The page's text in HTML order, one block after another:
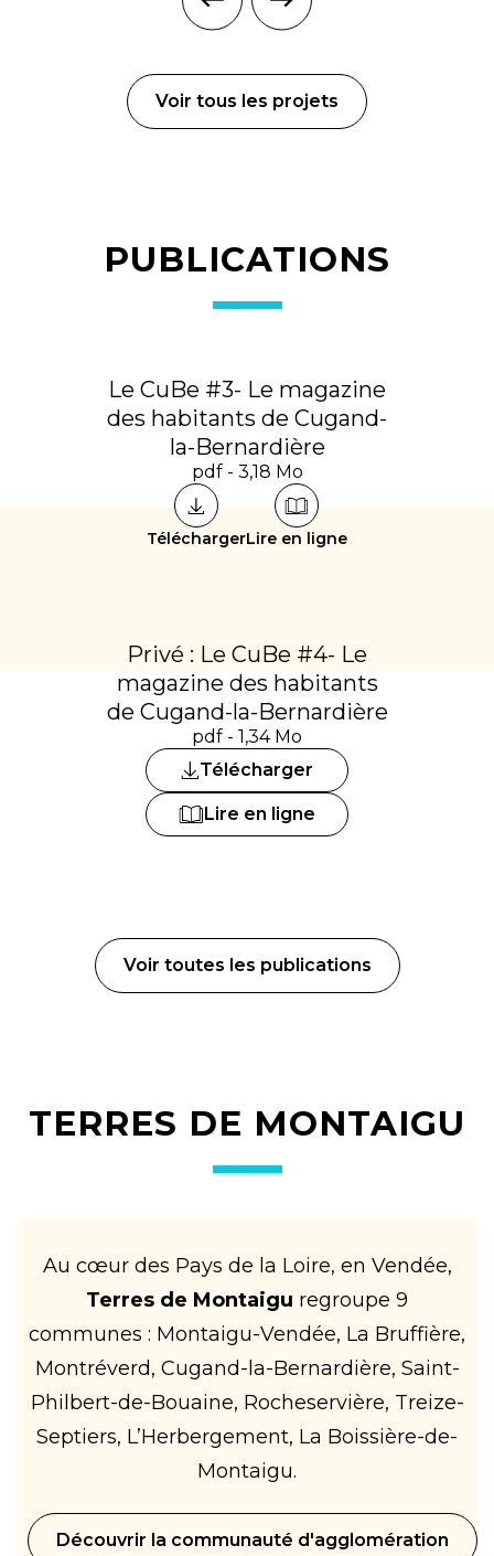
Voir tous les projets
PUBLICATIONS
Le CuBe #3- Le magazine
des habitants de Cugand-
la-Bernardière
pdf - 3,18 Mo
TéléchargerLire en ligne
Privé : Le CuBe #4- Le
magazine des habitants
de Cugand-la-Bernardière
pdf - 1,34 Mo
Télécharger
Lire en ligne
Voir toutes les publications
TERRES DE MONTAIGU
Au cœur des Pays de la Loire, en Vendée,
Terres de Montaigu regroupe 9
communes : Montaigu-Vendée, La Bruffière,
Montréverd, Cugand-la-Bernardière, Saint-
Philbert-de-Bouaine, Rocheservière, Treize-
Septiers, L’Herbergement, La Boissière-de-
Montaigu.
Découvrir la communauté d'agglomération